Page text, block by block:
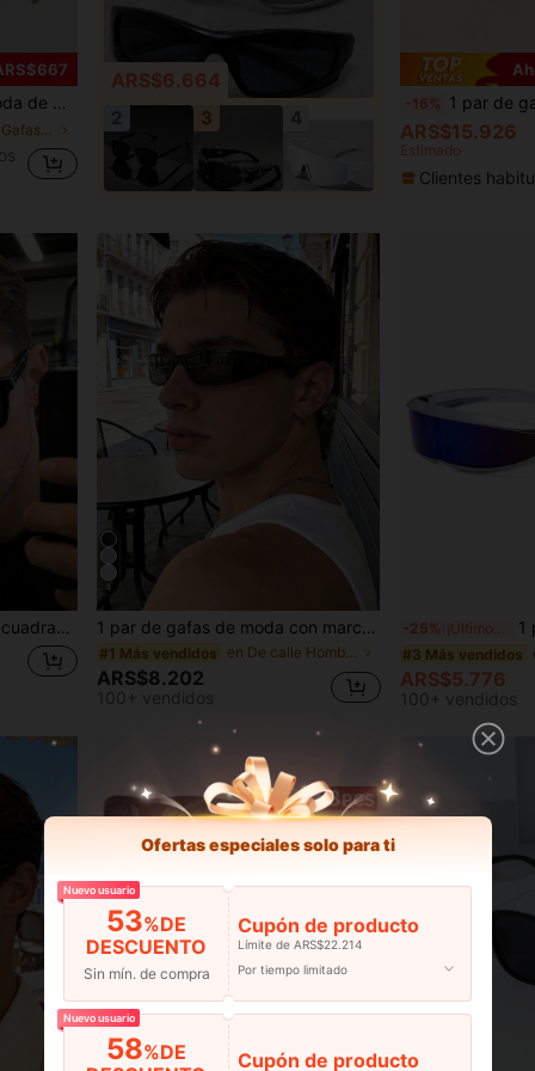
cargo para el verano, la playa, el aire los viajes.
ARS$6.664
-16% 1 par de gafas de moda con montura cuadrada elegante
ARS$15.926
Estimado
Clientes
moda para vacaciones y uso diario.
4
1 par de gafas de moda con marco pequeño y envolvente en negro, gafas futuristas de estilo de vanguardia con marco estrecho y pequeño, modelo de gafas futuristas de influencer de estilo callejero para hombres
#1 Más vendidos en De calle Hombres Gafas y accesorios para gafas
ARS$8.202
100+ vendidos
-25% ¡Últimos 3 días 1 pieza
#3 Más vendidos
ARS$5.776
100+ vendidos
Ofertas especiales solo para ti
Nuevo usuario
53%DE
DESCUENTO
Sin mín. de compra
Cupón de producto
Límite de ARS$22.214
Por tiempo limitado
Nuevo usuario
58%DE
Cupón de producto